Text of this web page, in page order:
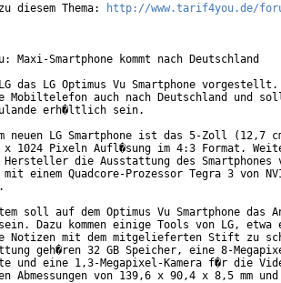
diesem Thema:
http://www.tarif4you.de/
Maxi-Smartphone kommt nach Deutschland
das LG Optimus Vu Smartphone vorgestellt.
Mobiltelefon auch nach Deutschland und
erh�ltlich sein.
neuen LG Smartphone ist das 5-Zoll (12,7
x 1024 Pixeln Aufl�sung im 4:3 Format.
Hersteller die Ausstattung des Smartphones
mit einem Quadcore-Prozessor Tegra 3 von
soll auf dem Optimus Vu Smartphone das
Dazu kommen einige Tools von LG, etwa
Notizen mit dem mitgelieferten Stift zu
geh�ren 32 GB Speicher, eine 8-
und eine 1,3-Megapixel-Kamera f�r die
Abmessungen von 139,6 x 90,4 x 8,5 mm und